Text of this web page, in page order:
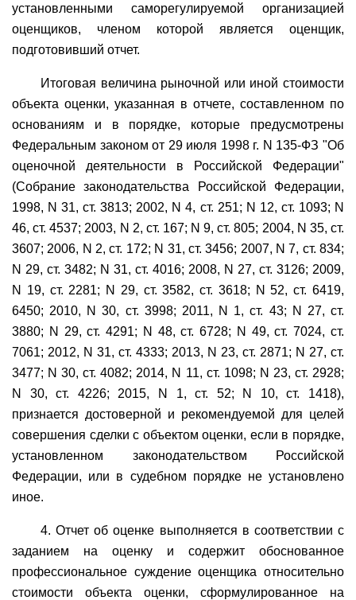
установленными саморегулируемой организацией
оценщиков, членом которой является оценщик,
подготовивший отчет.
Итоговая величина рыночной или иной стоимости
объекта оценки, указанная в отчете, составленном по
основаниям и в порядке, которые предусмотрены
Федеральным законом от 29 июля 1998 г. N 135-ФЗ "Об
оценочной деятельности в Российской Федерации"
(Собрание законодательства Российской Федерации,
1998, N 31, ст. 3813; 2002, N 4, ст. 251; N 12, ст. 1093; N
46, ст. 4537; 2003, N 2, ст. 167; N 9, ст. 805; 2004, N 35, ст.
3607; 2006, N 2, ст. 172; N 31, ст. 3456; 2007, N 7, ст. 834;
N 29, ст. 3482; N 31, ст. 4016; 2008, N 27, ст. 3126; 2009,
N 19, ст. 2281; N 29, ст. 3582, ст. 3618; N 52, ст. 6419,
6450; 2010, N 30, ст. 3998; 2011, N 1, ст. 43; N 27, ст.
3880; N 29, ст. 4291; N 48, ст. 6728; N 49, ст. 7024, ст.
7061; 2012, N 31, ст. 4333; 2013, N 23, ст. 2871; N 27, ст.
3477; N 30, ст. 4082; 2014, N 11, ст. 1098; N 23, ст. 2928;
N 30, ст. 4226; 2015, N 1, ст. 52; N 10, ст. 1418),
признается достоверной и рекомендуемой для целей
совершения сделки с объектом оценки, если в порядке,
установленном законодательством Российской
Федерации, или в судебном порядке не установлено
иное.
4. Отчет об оценке выполняется в соответствии с
заданием на оценку и содержит обоснованное
профессиональное суждение оценщика относительно
стоимости объекта оценки, сформулированное на